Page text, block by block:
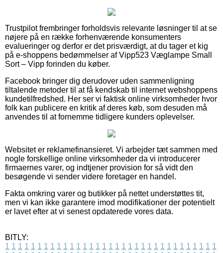
Trustpilot frembringer forholdsvis relevante løsninger til at se
nøjere på en række forhenværende konsumenters
evalueringer og derfor er det prisværdigt, at du tager et kig
på e-shoppens bedømmelser af Vipp523 Væglampe Small
Sort – Vipp forinden du køber.
Facebook bringer dig derudover uden sammenligning
tiltalende metoder til at få kendskab til internet webshoppens
kundetilfredshed. Her ser vi faktisk online virksomheder hvor
folk kan publicere en kritik af deres køb, som desuden må
anvendes til at fornemme tidligere kunders oplevelser.
Websitet er reklamefinansieret. Vi arbejder tæt sammen med
nogle forskellige online virksomheder da vi introducerer
firmaernes varer, og indtjener provision for så vidt den
besøgende vi sender videre foretager en handel.
Fakta omkring varer og butikker på nettet understøttes tit,
men vi kan ikke garantere imod modifikationer der potentielt
er lavet efter at vi senest opdaterede vores data.
BITLY:
1 1 1 1 1 1 1 1 1 1 1 1 1 1 1 1 1 1 1 1 1 1 1 1 1 1 1 1 1 1 1 1 1